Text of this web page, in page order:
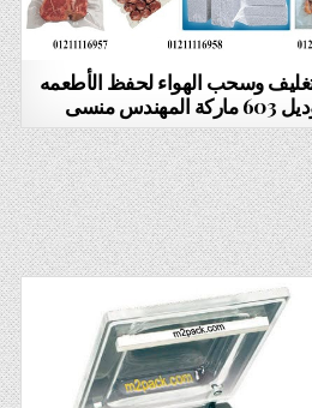
وسحب الهواء لحفظ الأطعمه
المهندس منسى